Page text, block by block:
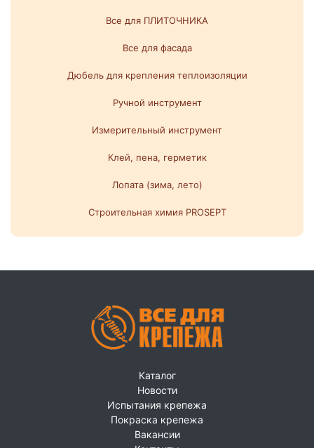
Все для ПЛИТОЧНИКА
Все для фасада
Дюбель для крепления теплоизоляции
Ручной инструмент
Измерительный инструмент
Клей, пена, герметик
Лопата (зима, лето)
Строительная химия PROSEPT
Каталог
Новости
Испытания крепежа
Покраска крепежа
Вакансии